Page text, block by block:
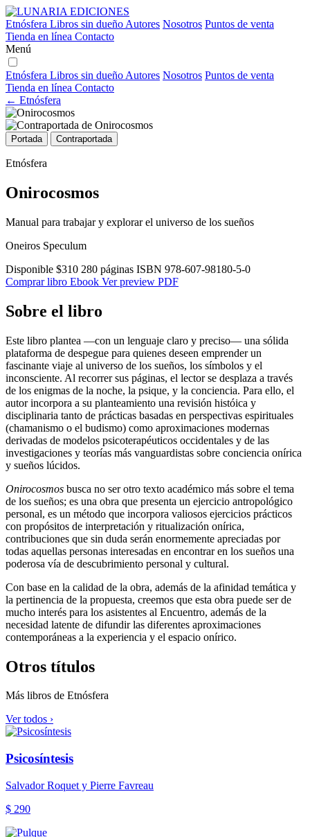
Etnósfera Libros sin dueño Autores Nosotros Puntos de venta
Tienda en línea Contacto
Menú
Etnósfera Libros sin dueño Autores Nosotros Puntos de venta
Tienda en línea Contacto
← Etnósfera
Portada Contraportada
Etnósfera
Onirocosmos
Manual para trabajar y explorar el universo de los sueños
Oneiros Speculum
Disponible $310 280 páginas ISBN 978-607-98180-5-0
Comprar libro Ebook Ver preview PDF
Sobre el libro
Este libro plantea —con un lenguaje claro y preciso— una sólida
plataforma de despegue para quienes deseen emprender un
fascinante viaje al universo de los sueños, los símbolos y el
inconsciente. Al recorrer sus páginas, el lector se desplaza a través
de los enigmas de la noche, la psique, y la conciencia. Para ello, el
autor incorpora a su planteamiento una revisión históica y
disciplinaria tanto de prácticas basadas en perspectivas espirituales
(chamanismo o el budismo) como aproximaciones modernas
derivadas de modelos psicoterapéuticos occidentales y de las
investigaciones y teorías más vanguardistas sobre conciencia onírica
y sueños lúcidos.
Onirocosmos busca no ser otro texto académico más sobre el tema
de los sueños; es una obra que presenta un ejercicio antropológico
personal, es un método que incorpora valiosos ejercicios prácticos
con propósitos de interpretación y ritualización onírica,
contribuciones que sin duda serán enormemente apreciadas por
todas aquellas personas interesadas en encontrar en los sueños una
poderosa vía de descubrimiento personal y cultural.
Con base en la calidad de la obra, además de la afinidad temática y
la pertinencia de la propuesta, creemos que esta obra puede ser de
mucho interés para los asistentes al Encuentro, además de la
necesidad latente de difundir las diferentes aproximaciones
contemporáneas a la experiencia y el espacio onírico.
Otros títulos
Más libros de Etnósfera
Ver todos ›
Psicosíntesis
Salvador Roquet y Pierre Favreau
$ 290